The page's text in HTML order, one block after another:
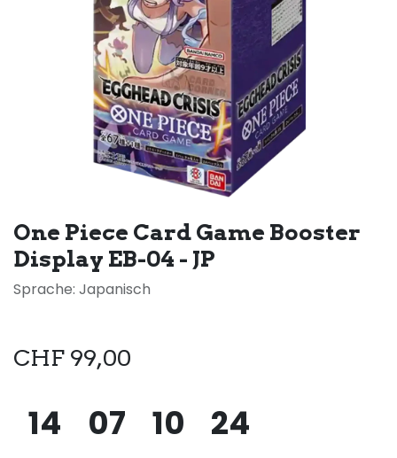
One Piece Card Game Booster
Display EB-04 - JP
Sprache: Japanisch
CHF 99,00
14 07 10 24